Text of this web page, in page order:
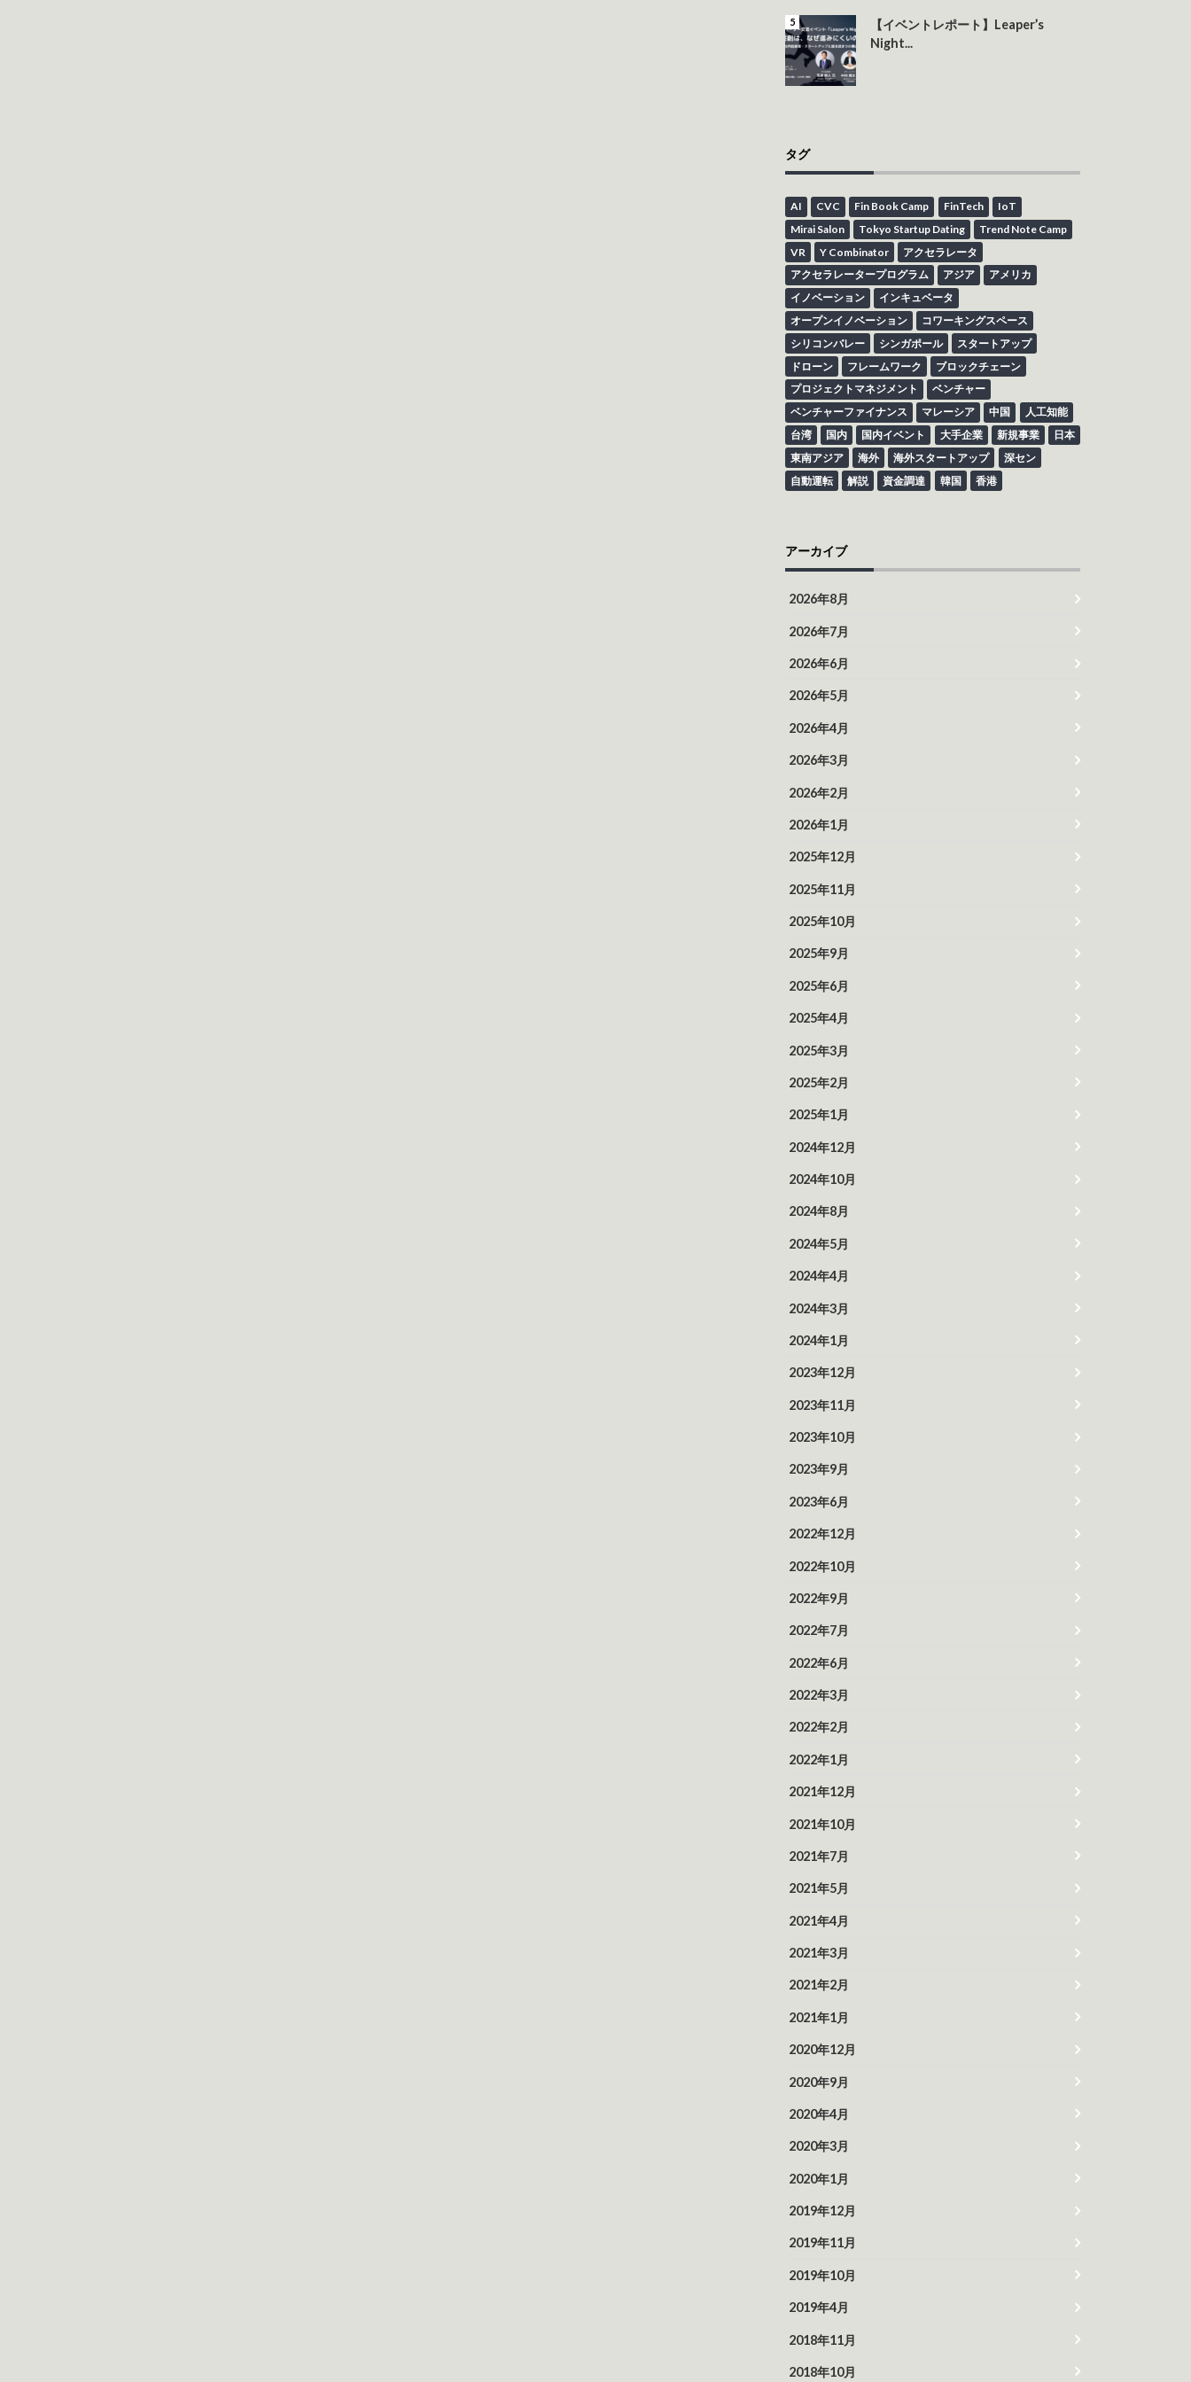
【イベントレポート】Leaper’s
Night...
タグ
AI CVC Fin Book Camp FinTech
IoT
Mirai Salon
Tokyo Startup Dating
Trend Note Camp
VR
Y Combinator
アクセラレータ
アクセラレータープログラム
アジア
アメリカ
イノベーション
インキュベータ
オープンイノベーション
コワーキングスペース
シリコンバレー
シンガポール
スタートアップ
ドローン
フレームワーク
ブロックチェーン
プロジェクトマネジメント
ベンチャー
ベンチャーファイナンス
マレーシア 中国
人工知能
台湾
国内 国内イベント 大手企業 新規事業
日本
東南アジア
海外 海外スタートアップ
深セン
自動運転
解説 資金調達 韓国 香港
アーカイブ
2026年8月
2026年7月
2026年6月
2026年5月
2026年4月
2026年3月
2026年2月
2026年1月
2025年12月
2025年11月
2025年10月
2025年9月
2025年6月
2025年4月
2025年3月
2025年2月
2025年1月
2024年12月
2024年10月
2024年8月
2024年5月
2024年4月
2024年3月
2024年1月
2023年12月
2023年11月
2023年10月
2023年9月
2023年6月
2022年12月
2022年10月
2022年9月
2022年7月
2022年6月
2022年3月
2022年2月
2022年1月
2021年12月
2021年10月
2021年7月
2021年5月
2021年4月
2021年3月
2021年2月
2021年1月
2020年12月
2020年9月
2020年4月
2020年3月
2020年1月
2019年12月
2019年11月
2019年10月
2019年4月
2018年11月
2018年10月